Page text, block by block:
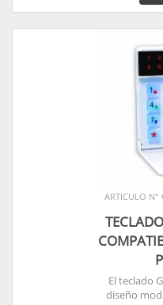
ARTICULO N°
El teclado
diseño